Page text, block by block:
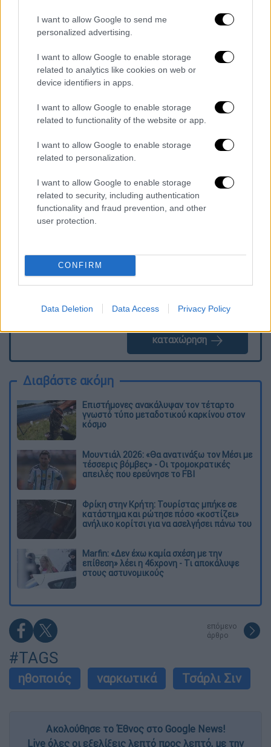
I want to allow Google to send me
personalized advertising.
I want to allow Google to enable storage
related to analytics like cookies on web or
device identifiers in apps.
I want to allow Google to enable storage
related to functionality of the website or app.
I want to allow Google to enable storage
related to personalization.
I want to allow Google to enable storage
related to security, including authentication
functionality and fraud prevention, and other
user protection.
CONFIRM
Data Deletion Data Access Privacy Policy
«Απάντησα "όχι ευχαριστώ" και μου είπε "έλα
μέσα". Δεν μπόρεσα να δω το διαμέρισμά του
γιατί ήταν πολύ σκοτεινά. Με πήγε στην
κουζίνα και με ρώτησε αν θέλω κάτι άλλο.
Φοβήθηκα μήπως έβαζε κάτι στα ποτά και
ζήτησα ένα αναψυκτικό
Η Σπέλινγκ κατέληξε λέγοντας ότι, παρά τη
ευγενικός μαζί της.
Τα σχολιά σας δημοσιεύονται άμεσα με δική σας ευθύνη. Το
ΕΘΝΟΣ θα παρεμβαίνει και τα προσβλητικά σχόλια θα
καταχώρηση
Διαβάστε ακόμη
Επιστήμονες ανακάλυψαν τον τέταρτο
γνωστό τύπο μεταδοτικού καρκίνου στον
κόσμο
Μουντιάλ 2026: «Θα ανατινάξω τον Μέσι με
τέσσερις βόμβες» - Οι τρομοκρατικές
απειλές που ερεύνησε το FBI
Φρίκη στην Κρήτη: Τουρίστας μπήκε σε
κατάστημα και ρώτησε πόσο «κοστίζει»
ανήλικο κορίτσι για να ασελγήσει πάνω του
Marfin: «Δεν έχω καμία σχέση με την
επίθεση» λέει η 46χρονη - Τι αποκάλυψε
στους αστυνομικούς
επόμενο
άρθρο
#TAGS
ηθοποιός ναρκωτικά Τσάρλι Σιν
Ακολούθησε το Έθνος στο Google News!
Live όλες οι εξελίξεις λεπτό προς λεπτό, με την